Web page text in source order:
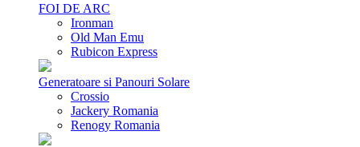
FOI DE ARC
Ironman
Old Man Emu
Rubicon Express
Generatoare si Panouri Solare
Crossio
Jackery Romania
Renogy Romania